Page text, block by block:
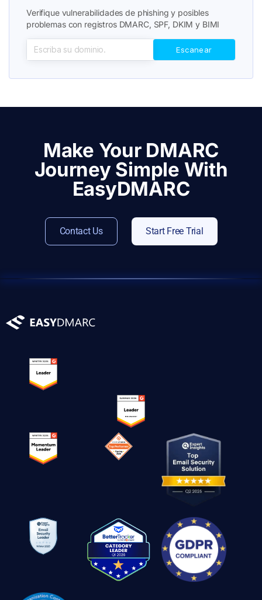
Verifique vulnerabilidades de phishing y posibles
problemas con registros DMARC, SPF, DKIM y BIMI
Make Your DMARC
Journey Simple With
EasyDMARC
Contact Us Start Free Trial